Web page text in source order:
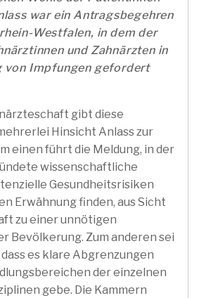
war ein Antragsbegehren
Westfalen, in dem der
und Zahnärzten in
von Impfungen gefordert
gibt diese
Hinsicht Anlass zur
einen führt die Meldung, in der
wissenschaftliche
Gesundheitsrisiken
Erwähnung finden, aus Sicht
zu einer unnötigen
Bevölkerung. Zum anderen sei
es klare Abgrenzungen
der einzelnen
gebe. Die Kammern